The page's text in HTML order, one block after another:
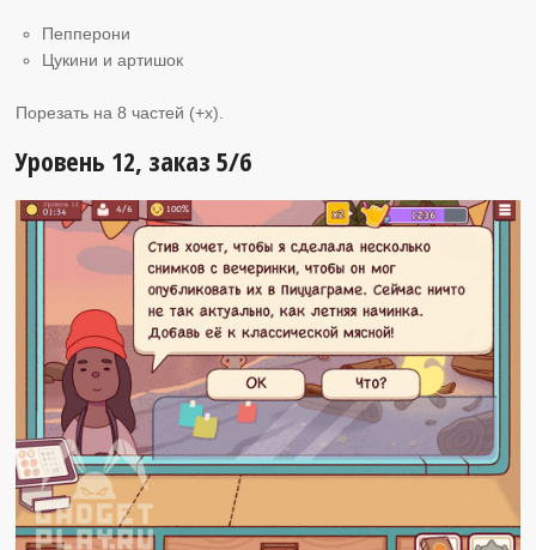
Пепперони
Цукини и артишок
Порезать на 8 частей (+х).
Уровень 12, заказ 5/6